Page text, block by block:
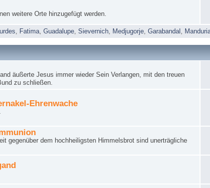
weitere Orte hinzugefügt werden.
Fatima ,Guadalupe ,Sievernich Medjugorje ,Garabandal
äußerte Jesus immer wieder Sein Verlangen, mit den treuen
zu schließen.
Ehrenwache
gegenüber dem hochheiligsten Himmelsbrot sind unerträgliche